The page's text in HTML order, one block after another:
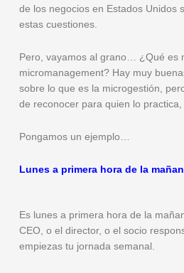
de los negocios en Estados Unidos
estas cuestiones.
Pero, vayamos al grano… ¿Qué es
micromanagement? Hay muy
sobre lo que es la microgestión,
de reconocer para quien lo
Pongamos un ejemplo…
Lunes a primera hora de la
Es lunes a primera hora de la
CEO, o el director, o el socio
empiezas tu jornada semanal.